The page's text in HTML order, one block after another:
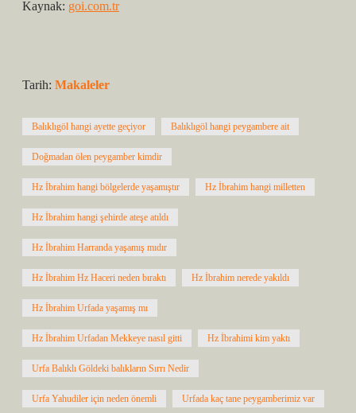
Kaynak: goi.com.tr
Tarih: Makaleler
Balıklıgöl hangi ayette geçiyor Balıklıgöl hangi peygambere ait
Doğmadan ölen peygamber kimdir
Hz İbrahim hangi bölgelerde yaşamıştır Hz İbrahim hangi milletten
Hz İbrahim hangi şehirde ateşe atıldı
Hz İbrahim Harranda yaşamış mıdır
Hz İbrahim Hz Haceri neden bıraktı Hz İbrahim nerede yakıldı
Hz İbrahim Urfada yaşamış mı
Hz İbrahim Urfadan Mekkeye nasıl gitti Hz İbrahimi kim yaktı
Urfa Balıklı Göldeki balıkların Sırrı Nedir
Urfa Yahudiler için neden önemli Urfada kaç tane peygamberimiz var